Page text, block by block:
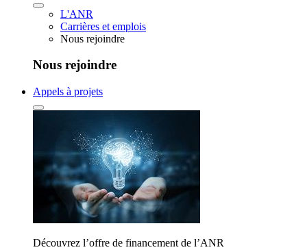
L'ANR
Carrières et emplois
Nous rejoindre
Nous rejoindre
Appels à projets
Découvrez l’offre de financement de l’ANR